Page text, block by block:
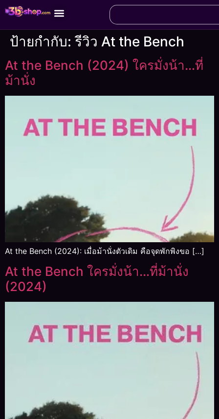
ป้ายกำกับ:รีวิว At the Bench
At the Bench (2024) ใครมั่งน้า…ที่
ม้านั่ง
At the Bench (2024): เมื่อม้านั่งตัวเดิม คือจุดพักพิงขอ […]
At the Bench ใครมั่งน้า…ที่ม้านั่ง
(2024)